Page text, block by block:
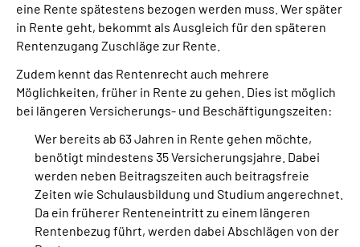
eine Rente spätestens bezogen werden muss. Wer später
in Rente geht, bekommt als Ausgleich für den späteren
Rentenzugang Zuschläge zur Rente.
Zudem kennt das Rentenrecht auch mehrere
Möglichkeiten, früher in Rente zu gehen. Dies ist möglich
bei längeren Versicherungs- und Beschäftigungszeiten:
Wer bereits ab 63 Jahren in Rente gehen möchte,
benötigt mindestens 35 Versicherungsjahre. Dabei
werden neben Beitragszeiten auch beitragsfreie
Zeiten wie Schulausbildung und Studium angerechnet.
Da ein früherer Renteneintritt zu einem längeren
Rentenbezug führt, werden dabei Abschlägen von der